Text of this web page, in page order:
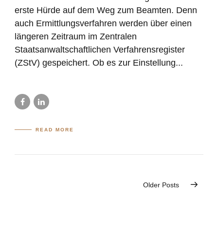
erste Hürde auf dem Weg zum Beamten. Denn
auch Ermittlungsverfahren werden über einen
längeren Zeitraum im Zentralen
Staatsanwaltschaftlichen Verfahrensregister
(ZStV) gespeichert. Ob es zur Einstellung...
READ MORE
Older Posts